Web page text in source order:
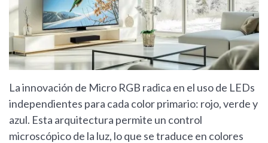
La innovación de Micro RGB radica en el uso de LEDs
independientes para cada color primario: rojo, verde y
azul. Esta arquitectura permite un control
microscópico de la luz, lo que se traduce en colores